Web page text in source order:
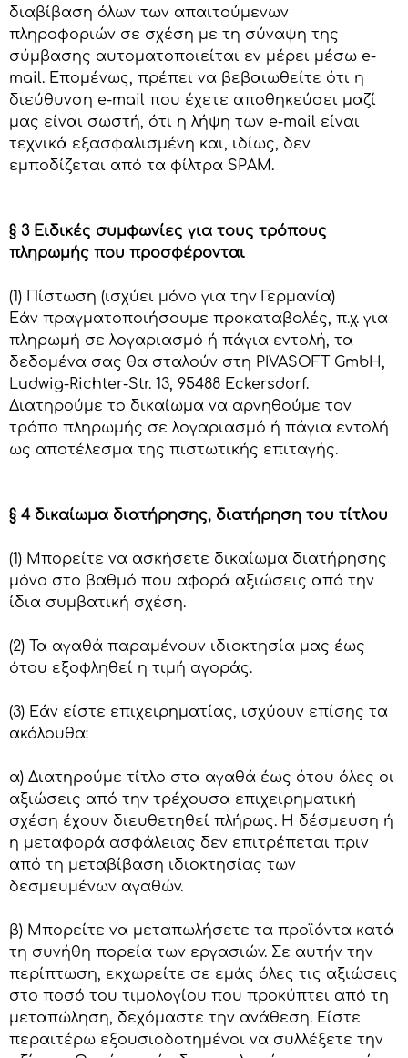
διαβίβαση όλων των απαιτούμενων
πληροφοριών σε σχέση με τη σύναψη της
σύμβασης αυτοματοποιείται εν μέρει μέσω e-
mail. Επομένως, πρέπει να βεβαιωθείτε ότι η
διεύθυνση e-mail που έχετε αποθηκεύσει μαζί
μας είναι σωστή, ότι η λήψη των e-mail είναι
τεχνικά εξασφαλισμένη και, ιδίως, δεν
εμποδίζεται από τα φίλτρα SPAM.
§ 3 Ειδικές συμφωνίες για τους τρόπους
πληρωμής που προσφέρονται
(1) Πίστωση (ισχύει μόνο για την Γερμανία)
Εάν πραγματοποιήσουμε προκαταβολές, π.χ. για
πληρωμή σε λογαριασμό ή πάγια εντολή, τα
δεδομένα σας θα σταλούν στη PIVASOFT GmbH,
Ludwig-Richter-Str. 13, 95488 Eckersdorf.
Διατηρούμε το δικαίωμα να αρνηθούμε τον
τρόπο πληρωμής σε λογαριασμό ή πάγια εντολή
ως αποτέλεσμα της πιστωτικής επιταγής.
§ 4 δικαίωμα διατήρησης, διατήρηση του τίτλου
(1) Μπορείτε να ασκήσετε δικαίωμα διατήρησης
μόνο στο βαθμό που αφορά αξιώσεις από την
ίδια συμβατική σχέση.
(2) Τα αγαθά παραμένουν ιδιοκτησία μας έως
ότου εξοφληθεί η τιμή αγοράς.
(3) Εάν είστε επιχειρηματίας, ισχύουν επίσης τα
ακόλουθα:
α) Διατηρούμε τίτλο στα αγαθά έως ότου όλες οι
αξιώσεις από την τρέχουσα επιχειρηματική
σχέση έχουν διευθετηθεί πλήρως. Η δέσμευση ή
η μεταφορά ασφάλειας δεν επιτρέπεται πριν
από τη μεταβίβαση ιδιοκτησίας των
δεσμευμένων αγαθών.
β) Μπορείτε να μεταπωλήσετε τα προϊόντα κατά
τη συνήθη πορεία των εργασιών. Σε αυτήν την
περίπτωση, εκχωρείτε σε εμάς όλες τις αξιώσεις
στο ποσό του τιμολογίου που προκύπτει από τη
μεταπώληση, δεχόμαστε την ανάθεση. Είστε
περαιτέρω εξουσιοδοτημένοι να συλλέξετε την